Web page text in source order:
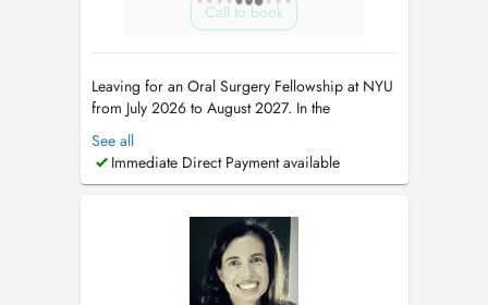
Call to book
Leaving for an Oral Surgery Fellowship at NYU
from July 2026 to August 2027. In the
meantime, please book appointments with Dr
Maria Teresa Weitzel (8 rue Cyprien Merjai and
17 rue des Bains, 1st floor) or Dr Philippe
See all
Immediate Direct Payment available